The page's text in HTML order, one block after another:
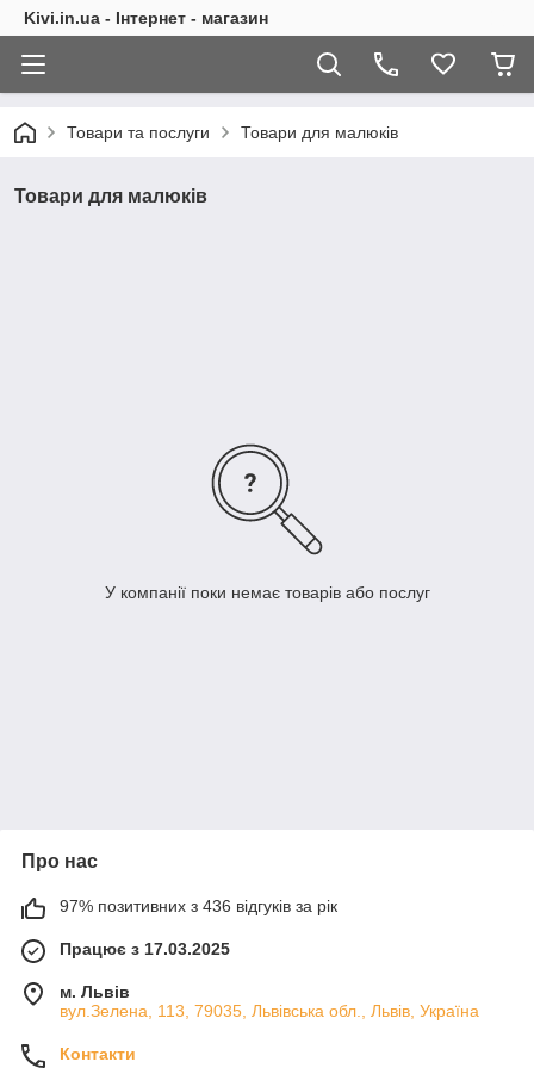
Kivi.in.ua - Інтернет - магазин
Товари та послуги Товари для малюків
Товари для малюків
У компанії поки немає товарів або послуг
Про нас
97% позитивних з 436 відгуків за рік
Працює з 17.03.2025
м. Львів
вул.Зелена, 113, 79035, Львівська обл., Львів, Україна
Контакти